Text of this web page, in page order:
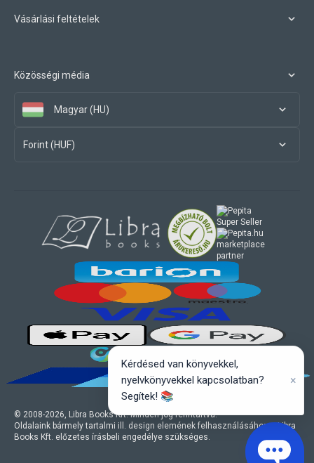
Vásárlási feltételek
Közösségi média
Magyar (HU)
Forint (HUF)
© 2008-2026, Libra Books Kft. Minden jog fenntartva.
Oldalaink bármely tartalmi ill. design elemének felhasználásához a Libra
Books Kft. előzetes írásbeli engedélye szükséges.
marketplace
partner
Kérdésed van könyvekkel,
nyelvkönyvekkel kapcsolatban?
Segítek! 📚
×